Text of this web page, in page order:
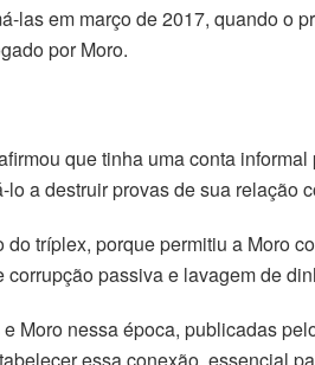
las em março de 2017, quando o
por Moro.
que tinha uma conta
a destruir provas de sua relação
tríplex, porque permitiu a Moro
passiva e lavagem de
Moro nessa época, publicadas